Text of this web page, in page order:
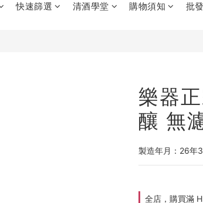
快速篩選 清酒學堂 購物須知 批
樂器
釀 無
製造年月：26年3
全店，購買滿